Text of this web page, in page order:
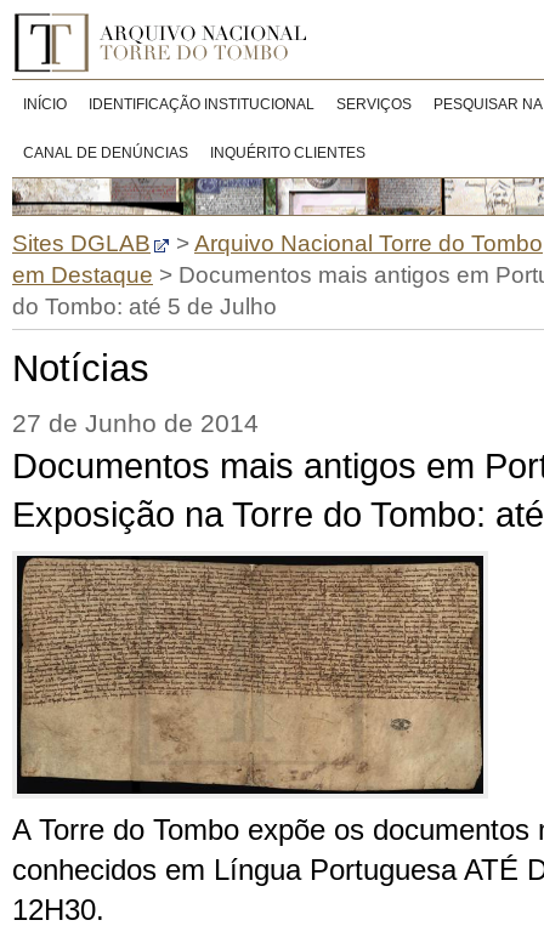
INÍCIO IDENTIFICAÇÃO INSTITUCIONAL SERVIÇOS PESQUISAR
CANAL DE DENÚNCIAS INQUÉRITO CLIENTES
Sites DGLAB >Arquivo Nacional Torre do Tombo
em Destaque > Documentos mais antigos em
do Tombo: até 5 de Julho
Notícias
27 de Junho de 2014
Documentos mais antigos em
Exposição na Torre do Tombo:
A Torre do Tombo expõe os documentos
conhecidos em Língua Portuguesa ATÉ
12H30.